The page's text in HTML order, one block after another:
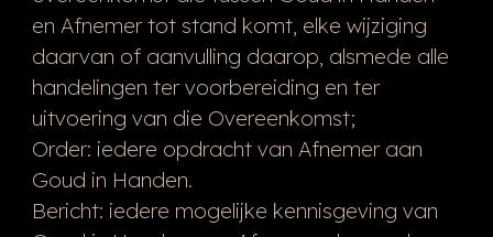
en Afnemer tot stand komt, elke wijziging
daarvan of aanvulling daarop, alsmede alle
handelingen ter voorbereiding en ter
uitvoering van die Overeenkomst;
Order: iedere opdracht van Afnemer aan
Goud in Handen.
Bericht: iedere mogelijke kennisgeving van